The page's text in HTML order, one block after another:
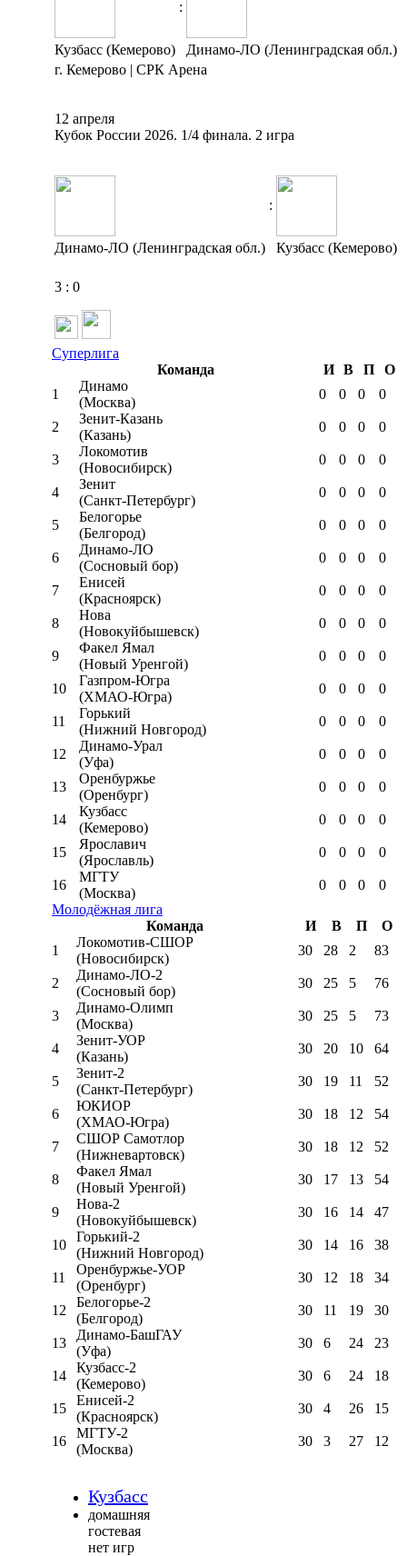
:
Кузбасс (Кемерово)
Динамо-ЛО (Ленинградская обл.)
г. Кемерово | СРК Арена
12 апреля
Кубок России 2026. 1/4 финала. 2 игра
:
Динамо-ЛО (Ленинградская обл.) Кузбасс (Кемерово)
3 : 0
Суперлига
Команда
И В П
О
1
Динамо
(Москва)
0 0 0 0
2
Зенит-Казань
(Казань)
0 0 0 0
3
Локомотив
(Новосибирск)
0 0 0 0
4
Зенит
(Санкт-Петербург)
0 0 0 0
5
Белогорье
(Белгород)
0 0 0 0
6
Динамо-ЛО
(Сосновый бор)
0 0 0 0
7
Енисей
(Красноярск)
0 0 0 0
8
Нова
(Новокуйбышевск)
0 0 0 0
9
Факел Ямал
(Новый Уренгой)
0 0 0 0
10
Газпром-Югра
(ХМАО-Югра)
0 0 0 0
11
Горький
(Нижний Новгород)
0 0 0 0
12
Динамо-Урал
(Уфа)
0 0 0 0
13
Оренбуржье
(Оренбург)
0 0 0 0
14
Кузбасс
(Кемерово)
0 0 0 0
15
Ярославич
(Ярославль)
0 0 0 0
16
МГТУ
(Москва)
0 0 0
0
Молодёжная лига
Команда
И В П
О
1
Локомотив-CШОР
(Новосибирск)
30 28 2 83
2
Динамо-ЛО-2
(Сосновый бор)
30 25 5 76
3
Динамо-Олимп
(Москва)
30 25 5 73
4
Зенит-УОР
(Казань)
30 20 10 64
5
Зенит-2
(Санкт-Петербург)
30 19 11 52
6
ЮКИОР
(ХМАО-Югра)
30 18 12 54
7
СШОР Самотлор
(Нижневартовск)
30 18 12 52
8
Факел Ямал
(Новый Уренгой)
30 17 13 54
9
Нова-2
(Новокуйбышевск)
30 16 14 47
10
Горький-2
(Нижний Новгород)
30 14 16 38
11
Оренбуржье-УОР
(Оренбург)
30 12 18 34
12
Белогорье-2
(Белгород)
30 11 19 30
13
Динамо-БашГАУ
(Уфа)
30 6 24 23
14
Кузбасс-2
(Кемерово)
30 6 24 18
15
Енисей-2
(Красноярск)
30 4 26 15
16
МГТУ-2
(Москва)
30 3 27 12
Кузбасс
домашняя
гостевая
нет игр